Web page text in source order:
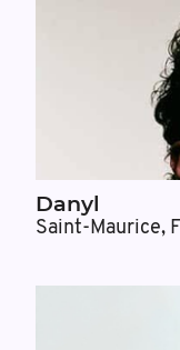
Danyl
Saint-Maurice,